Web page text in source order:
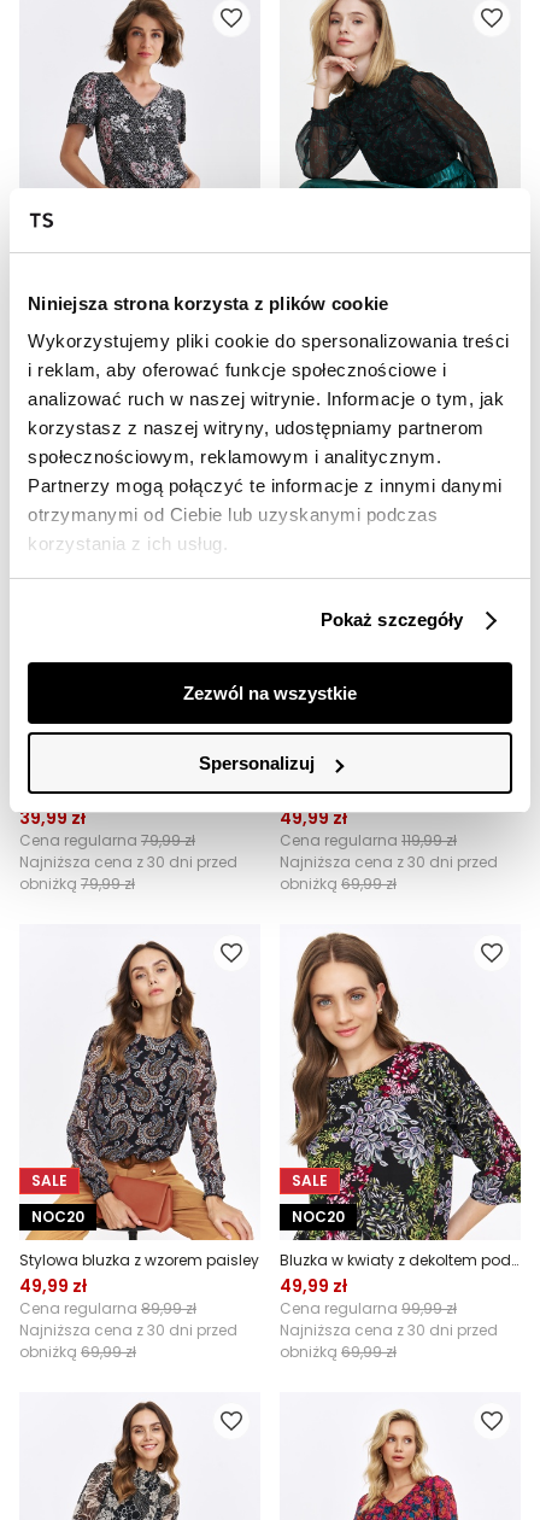
Niniejsza strona korzysta z plików cookie
Wykorzystujemy pliki cookie do spersonalizowania treści
i reklam, aby oferować funkcje społecznościowe i
analizować ruch w naszej witrynie. Informacje o tym, jak
korzystasz z naszej witryny, udostępniamy partnerom
społecznościowym, reklamowym i analitycznym.
Partnerzy mogą połączyć te informacje z innymi danymi
otrzymanymi od Ciebie lub uzyskanymi podczas
korzystania z ich usług.
Pokaż szczegóły
Zezwól na wszystkie
Spersonalizuj
39,99 zł
Cena regularna 69,99 zł
Najniższa cena z 30 dni przed
obniżką
29,99 zł
Cena regularna79,99 zł
Najniższa cena z 30 dni przed
obniżką
49,99 zł
Bluzka w kwiaty z bufiastym rękawem
39,99 zł
Cena regularna 79,99 zł
Najniższa cena z 30 dni przed
obniżką 79,99 zł
Koszulowa bluzka w kwiaty
49,99 zł
Cena regularna 119,99 zł
Najniższa cena z 30 dni przed
obniżką 69,99 zł
SALE
NOC20
Stylowa bluzka z wzorem paisley
49,99 zł
Cena regularna 89,99 zł
Najniższa cena z 30 dni przed
obniżką 69,99 zł
SALE
NOC20
Bluzka w kwiaty z dekoltem pod szyję
49,99 zł
Cena regularna 99,99 zł
Najniższa cena z 30 dni przed
obniżką 69,99 zł